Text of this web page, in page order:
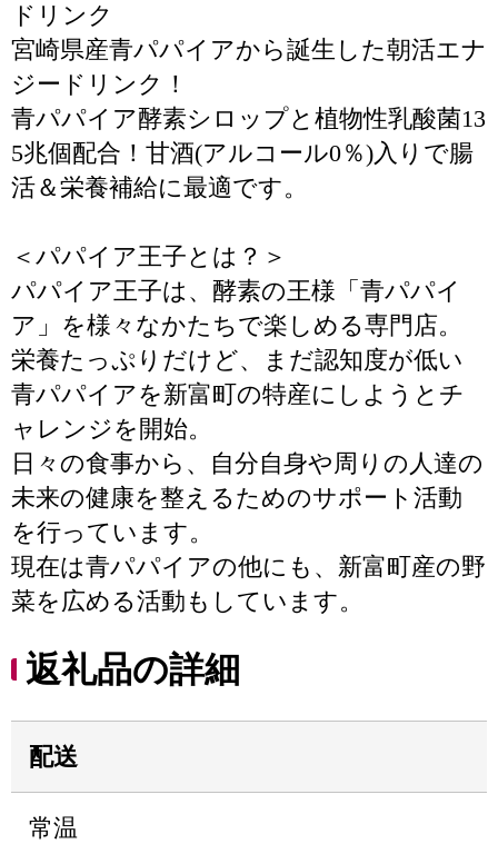
ドリンク
宮崎県産青パパイアから誕生した朝活エナ
ジードリンク！
青パパイア酵素シロップと植物性乳酸菌13
5兆個配合！甘酒(アルコール0％)入りで腸
活＆栄養補給に最適です。
＜パパイア王子とは？＞
パパイア王子は、酵素の王様「青パパイ
ア」を様々なかたちで楽しめる専門店。
栄養たっぷりだけど、まだ認知度が低い
青パパイアを新富町の特産にしようとチ
ャレンジを開始。
日々の食事から、自分自身や周りの人達の
未来の健康を整えるためのサポート活動
を行っています。
現在は青パパイアの他にも、新富町産の野
菜を広める活動もしています。
返礼品の詳細
配送
常温